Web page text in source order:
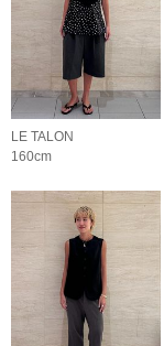
LE TALON
160cm